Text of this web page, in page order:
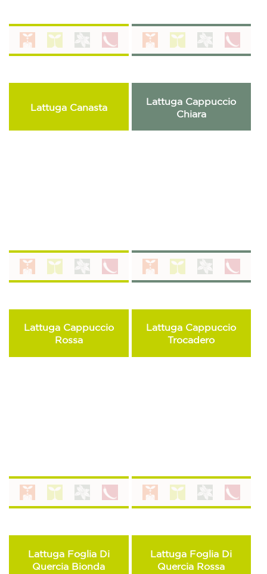
Lattuga Canasta
Lattuga Cappuccio
Chiara
Lattuga Cappuccio
Rossa
Lattuga Cappuccio
Trocadero
Lattuga Foglia Di
Quercia Bionda
Lattuga Foglia Di
Quercia Rossa